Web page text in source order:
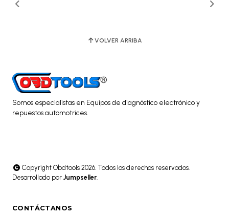
VOLVER ARRIBA
Somos especialistas en Equipos de diagnóstico electrónico y
repuestos automotrices.
Copyright Obdtools 2026. Todos los derechos reservados.
Desarrollado por Jumpseller.
CONTÁCTANOS